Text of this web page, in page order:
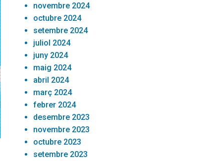
novembre 2024
octubre 2024
setembre 2024
juliol 2024
juny 2024
maig 2024
abril 2024
març 2024
febrer 2024
desembre 2023
novembre 2023
octubre 2023
setembre 2023